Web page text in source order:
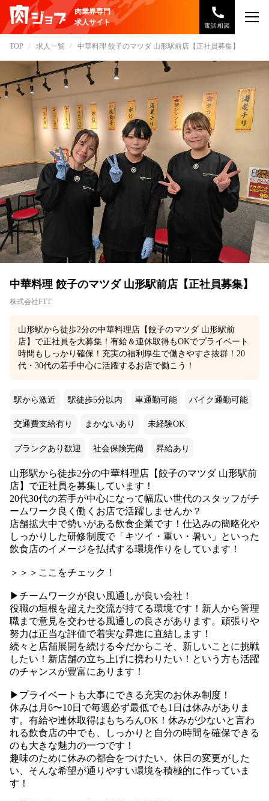
肉業界専門
求人サイト
電話相談
TOP 求人一覧 中華料理 餃子のマツダ 山形駅前店【正社員募集】
中華料理 餃子のマツダ 山形駅前店【正社員募集】
株式会社FTT
山形駅から徒歩2分の中華料理店【餃子のマツダ 山形駅前
店】で正社員を大募集！有給＆連休取得もOKでプライベート
時間もしっかり確保！充実の福利厚生で働きやすさ抜群！20
代・30代の若手中心に活躍するお店で働こう！
駅から激近 駅徒歩5分以内 車通勤可能 バイク通勤可能
交通費支給有り まかないあり 未経験OK
ブランクあり歓迎 社会保険完備 昇給あり
山形駅から徒歩2分の中華料理店【餃子のマツダ 山形駅前
店】で正社員を募集しています！
20代30代の若手が中心になって幅広い世代のスタッフがチ
ームワーク良く働くお店で活躍しませんか？
店舗拡大中で勢いがある飲食企業です！仕込みの簡略化や
しっかりした研修制度で「キツイ・重い・暑い」といった
飲食店のイメージを払拭する環境作りをしています！
＞＞＞ここをチェック！
▶︎チームワークが良い風通しが良い会社！
役職の垣根を超えた交流が持てる環境です！新人から管理
職まで意見を交わせる風通しの良さがあります。頑張りや
努力は正当な評価で着実な昇進に直結します！
続々と店舗展開を続ける今だからこそ、新しいことに挑戦
したい！新店舗の立ち上げに携わりたい！という方も活躍
のチャンスが豊富にあります！
▶︎プライベートも大事にできる充実のお休み制度！
休みは月6〜10日で毎週必ず最低でも1日は休みがありま
す。有給や連休取得はもちろんOK！休みが少ないと言わ
れる飲食店の中でも、しっかりと自分の時間を確保できる
のも大きな魅力の一つです！
趣味のために休みの都合をつけたい、休日の変更がした
い、そんな希望が通りやすい環境を積極的に作っていま
す！